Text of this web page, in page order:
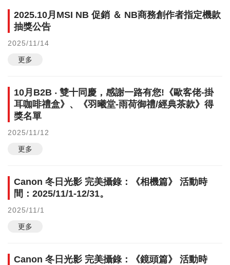
2025.10月MSI NB 促銷 ＆ NB商務創作者指定機款
抽獎公告
2025/11/14
更多
10月B2B ‧ 雙十同慶，感謝一路有您!《歐客佬-掛
耳咖啡禮盒》、《羽曦堂-雨荷御禮/經典茶款》得
獎名單
2025/11/12
更多
Canon 冬日光影 完美攝錄：《相機篇》 活動時
間：2025/11/1-12/31。
2025/11/1
更多
Canon 冬日光影 完美攝錄：《鏡頭篇》 活動時